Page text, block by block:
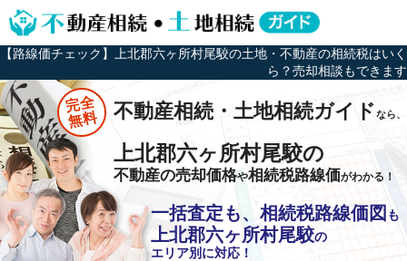
【路線価チェック】上北郡六ヶ所村尾駮の土地・不動産の相続税はいく
ら？売却相談もできます
完全
無料 不動産相続・土地相続ガイドなら、
上北郡六ヶ所村尾駮の
不動産の売却価格や相続税路線価がわかる！
一括査定も、相続税路線価図 も
上北郡六ヶ所村尾駮の
エリア別に対応！